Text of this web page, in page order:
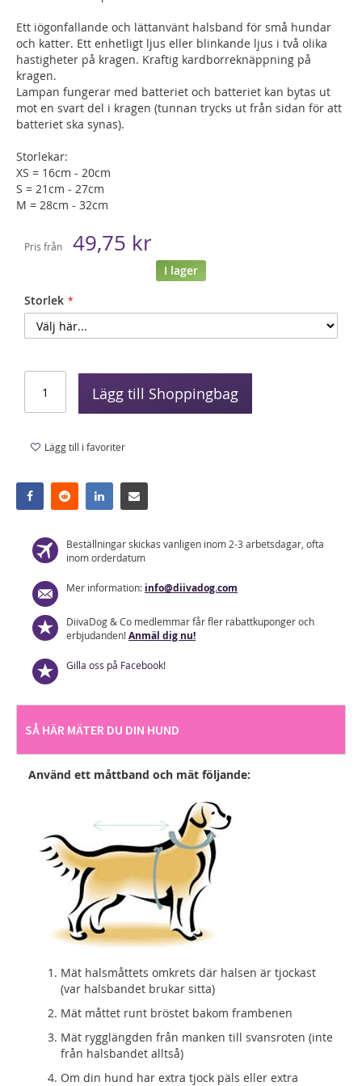
Beställningar skickas vanligen inom 2-3 arbetsdagar, ofta
inom orderdatum
Mer information: info@diivadog.com
DiivaDog & Co medlemmar får fler rabattkuponger och
erbjudanden!Anmäl dig nu!
Gilla oss på Facebook!
Ett iögonfallande och lättanvänt halsband för små hundar
och katter. Ett enhetligt ljus eller blinkande ljus i två olika
hastigheter på kragen. Kraftig kardborreknäppning på
kragen.
Lampan fungerar med batteriet och batteriet kan bytas ut
mot en svart del i kragen (tunnan trycks ut från sidan för att
batteriet ska synas).
Storlekar:
XS = 16cm - 20cm
S = 21cm - 27cm
M = 28cm - 32cm
Pris från 49,75 kr
I lager
Storlek
Lägg till Shoppingbag
Lägg till i favoriter
SÅ HÄR MÄTER DU DIN HUND
Använd ett måttband och mät följande:
Mät halsmåttets omkrets där halsen är tjockast
(var halsbandet brukar sitta)
Mät måttet runt bröstet bakom frambenen
Mät rygglängden från manken till svansroten (inte
från halsbandet alltså)
Om din hund har extra tjock päls eller extra